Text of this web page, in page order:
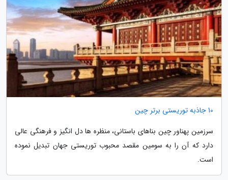
10 جاذبه توریستی برتر چین
سرزمین پهناور چین بناهای باستانی، منظره ها دل انگیز و فرهنگی عالی
دارد که آن را به سومین مقصد محبوب توریستی جهان تبدیل نموده
است.